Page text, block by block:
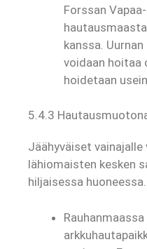
Forssan
kanssa.
voidaan hoitaa
hoidetaan
5.4.3
Jäähyväiset
lähiomaisten kesken
hiljaisessa huoneessa.